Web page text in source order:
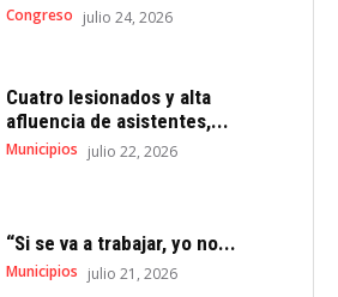
Congreso julio 24, 2026
Cuatro lesionados y alta
afluencia de asistentes,...
Municipios julio 22, 2026
“Si se va a trabajar, yo no...
Municipios julio 21, 2026